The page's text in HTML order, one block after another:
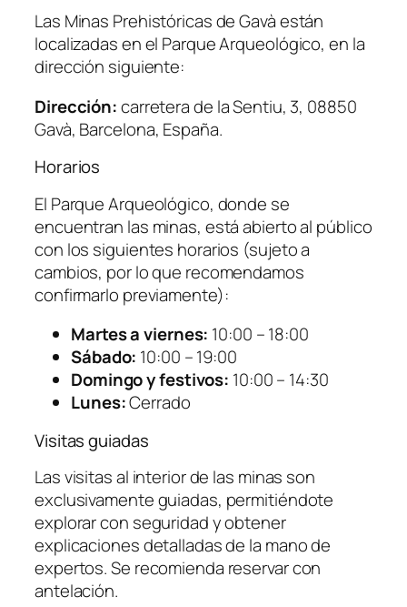
Las Minas Prehistóricas de Gavà están
localizadas en el Parque Arqueológico, en la
dirección siguiente:
Dirección:carretera de la Sentiu, 3, 08850
Gavà, Barcelona, España.
Horarios
El Parque Arqueológico, donde se
encuentran las minas, está abierto al público
con los siguientes horarios (sujeto a
cambios, por lo que recomendamos
confirmarlo previamente):
Martes a viernes: 10:00 – 18:00
Sábado: 10:00 – 19:00
Domingo y festivos: 10:00 – 14:30
Lunes:Cerrado
Visitas guiadas
Las visitas al interior de las minas son
exclusivamente guiadas, permitiéndote
explorar con seguridad y obtener
explicaciones detalladas de la mano de
expertos. Se recomienda reservar con
antelación.